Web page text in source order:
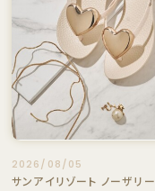
2026/08/05
サンアイリゾート ノーザリー